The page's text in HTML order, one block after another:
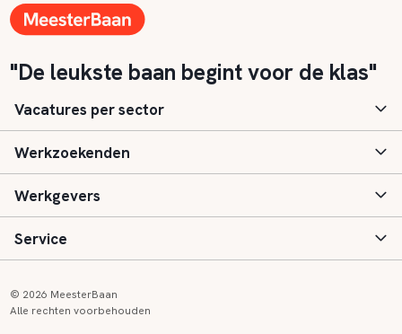
"De leukste baan begint voor de klas"
Vacatures per sector
Basisonderwijs
Speciaal (basis) onderwijs
Voortgezet onderwijs
Werkzoekenden
Aanmelden
Vacatures
Werkgevers
Inloggen
Service
© 2026 MeesterBaan
Alle rechten voorbehouden